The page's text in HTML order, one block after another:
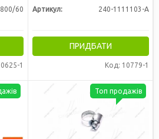
60
1
Артикул: 240-1111103-А
ПРИДБАТИ
Код: 10779-1
Топ продажів